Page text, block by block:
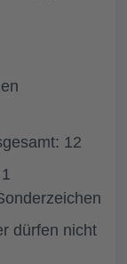
12
dürfen nicht